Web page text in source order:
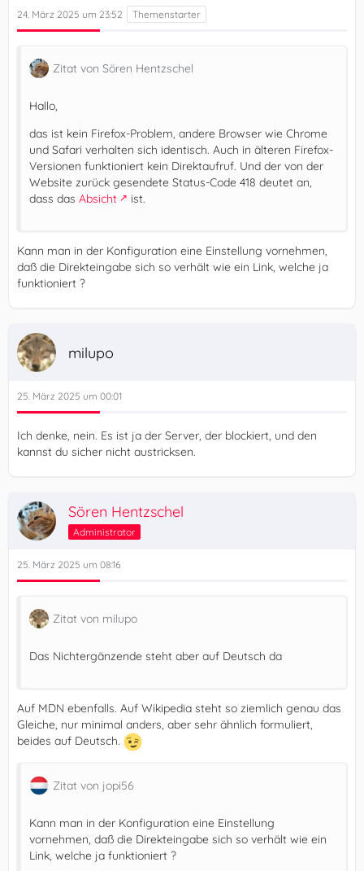
24. März 2025 um 23:52
Zitat von Sören Hentzschel
Hallo,
das ist kein Firefox-Problem, andere Browser wie Chrome
und Safari verhalten sich identisch. Auch in älteren Firefox-
Versionen funktioniert kein Direktaufruf. Und der von der
Website zurück gesendete Status-Code 418 deutet an,
dass das Absicht ist.
Kann man in der Konfiguration eine Einstellung vornehmen,
daß die Direkteingabe sich so verhält wie ein Link, welche ja
funktioniert ?
milupo
25. März 2025 um 00:01
Ich denke, nein. Es ist ja der Server, der blockiert, und den
kannst du sicher nicht austricksen.
Sören Hentzschel
Administrator
25. März 2025 um 08:16
Zitat von milupo
Das Nichtergänzende steht aber auf Deutsch da
Auf MDN ebenfalls. Auf Wikipedia steht so ziemlich genau das
Gleiche, nur minimal anders, aber sehr ähnlich formuliert,
beides auf Deutsch.
Zitat von jopi56
Kann man in der Konfiguration eine Einstellung
vornehmen, daß die Direkteingabe sich so verhält wie ein
Link, welche ja funktioniert ?